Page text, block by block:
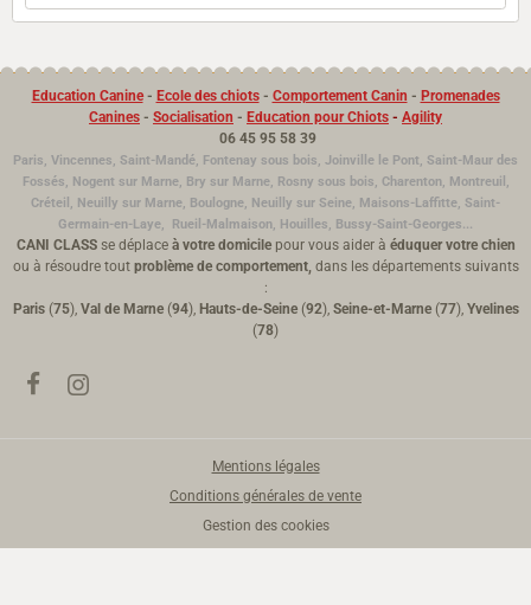
Education Canine- Ecole des chiots - Comportement Canin - Promenades
Canines - Socialisation - Education pour Chiots - Agility
06 45 95 58 39
Paris, Vincennes, Saint-Mandé, Fontenay sous bois, Joinville le Pont, Saint-Maur des
Fossés, Nogent sur Marne, Bry sur Marne, Rosny sous bois, Charenton, Montreuil,
Créteil, Neuilly sur Marne, Boulogne, Neuilly sur Seine, Maisons-Laffitte, Saint-
Germain-en-Laye, Rueil-Malmaison, Houilles, Bussy-Saint-Georges...
CANI CLASSse déplace à votre domicilepour vous aider à éduquer votre chien
ou à résoudre tout problème de comportement,dans les départements suivants
:
Paris(75), Val de Marne(94), Hauts-de-Seine(92), Seine-et-Marne(77), Yvelines
(78)
Mentions légales
Conditions générales de vente
Gestion des cookies